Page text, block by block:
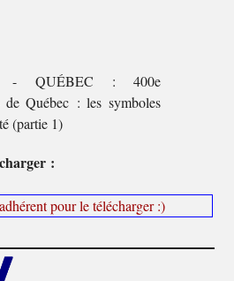
- QUÉBEC : 400e
de Québec : les symboles
(partie 1)
:
pour le télécharger :)